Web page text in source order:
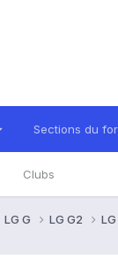
Sections du
Clubs
LG G LG G2